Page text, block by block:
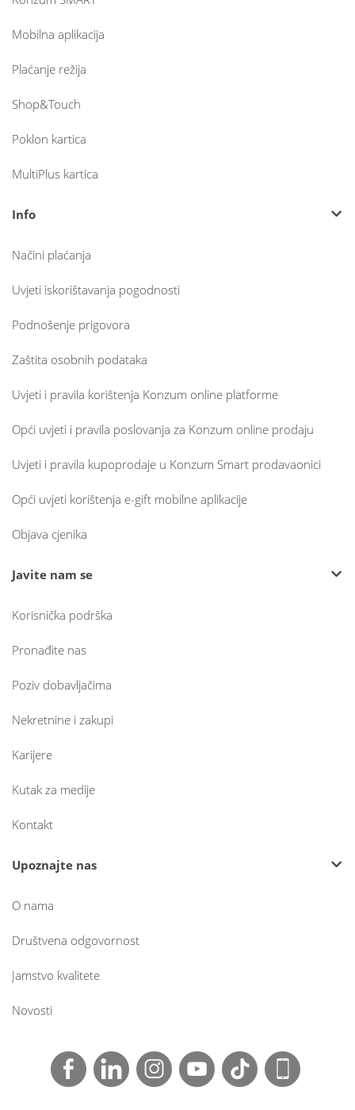
Mobilna aplikacija
Plaćanje režija
Shop&Touch
Poklon kartica
MultiPlus kartica
Info
Načini plaćanja
Uvjeti iskorištavanja pogodnosti
Podnošenje prigovora
Zaštita osobnih podataka
Uvjeti i pravila korištenja Konzum online platforme
Opći uvjeti i pravila poslovanja za Konzum online prodaju
Uvjeti i pravila kupoprodaje u Konzum Smart prodavaonici
Opći uvjeti korištenja e-gift mobilne aplikacije
Objava cjenika
Javite nam se
Korisnička podrška
Pronađite nas
Poziv dobavljačima
Nekretnine i zakupi
Karijere
Kutak za medije
Kontakt
Upoznajte nas
O nama
Društvena odgovornost
Jamstvo kvalitete
Novosti